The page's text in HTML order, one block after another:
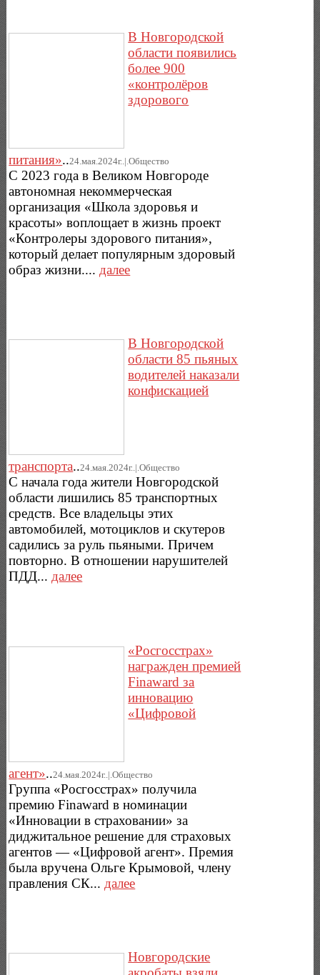
В Новгородской
области появились
более 900
«контролёров
здорового
питания»..24.мая.2024г..|.Общество
С 2023 года в Великом Новгороде
автономная некоммерческая
организация «Школа здоровья и
красоты» воплощает в жизнь проект
«Контролеры здорового питания»,
который делает популярным здоровый
образ жизни.... далее
В Новгородской
области 85 пьяных
водителей наказали
конфискацией
транспорта..24.мая.2024г..|.Общество
С начала года жители Новгородской
области лишились 85 транспортных
средств. Все владельцы этих
автомобилей, мотоциклов и скутеров
садились за руль пьяными. Причем
повторно. В отношении нарушителей
ПДД...далее
«Росгосстрах»
награжден премией
Finaward за
инновацию
«Цифровой
агент»..24.мая.2024г..|.Общество
Группа «Росгосстрах» получила
премию Finaward в номинации
«Инновации в страховании» за
диджитальное решение для страховых
агентов — «Цифровой агент». Премия
была вручена Ольге Крымовой, члену
правления СК... далее
Новгородские